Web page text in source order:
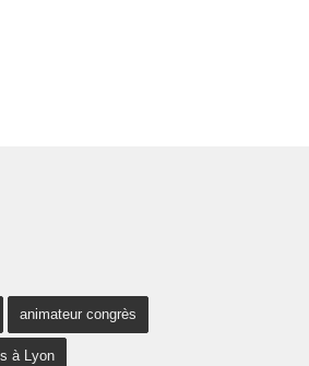
animateur congrès
à Lyon